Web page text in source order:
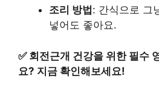
조리 방법 : 간식으로 그
넣어도 좋아요.
✅ 회전근개 건강을 위한 필수
요? 지금 확인해보세요!